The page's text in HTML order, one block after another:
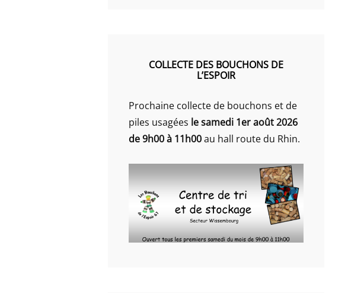
COLLECTE DES BOUCHONS DE
L’ESPOIR
Prochaine collecte de bouchons et de
piles usagées le samedi 1er août 2026
de 9h00 à 11h00au hall route du Rhin.